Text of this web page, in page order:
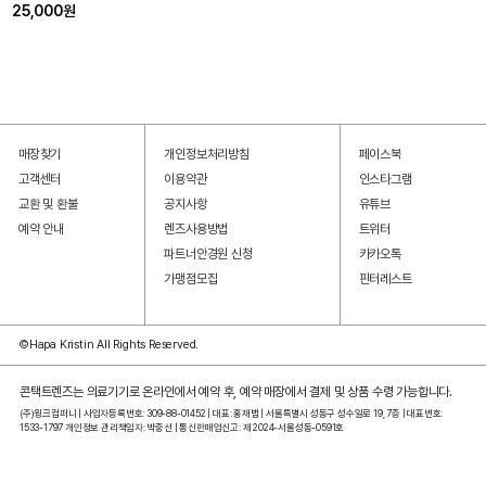
25,000원
매장찾기
고객센터
교환 및 환불
예약 안내
개인정보처리방침
이용약관
공지사항
렌즈사용방법
파트너안경원 신청
가맹점모집
페이스북
인스타그램
유튜브
트위터
카카오톡
핀터레스트
©Hapa Kristin All Rights Reserved.
콘택트렌즈는 의료기기로 온라인에서 예약 후, 예약 매장에서 결제 및 상품 수령 가능합니다.
(주)윙크컴퍼니 | 사업자등록번호: 309-88-01452 | 대표: 홍재범 | 서울특별시 성동구 성수일로 19, 7층 | 대표번호:
1533-1797 개인정보 관리책임자: 박중선 | 통신판매업신고: 제 2024-서울성동-0591호